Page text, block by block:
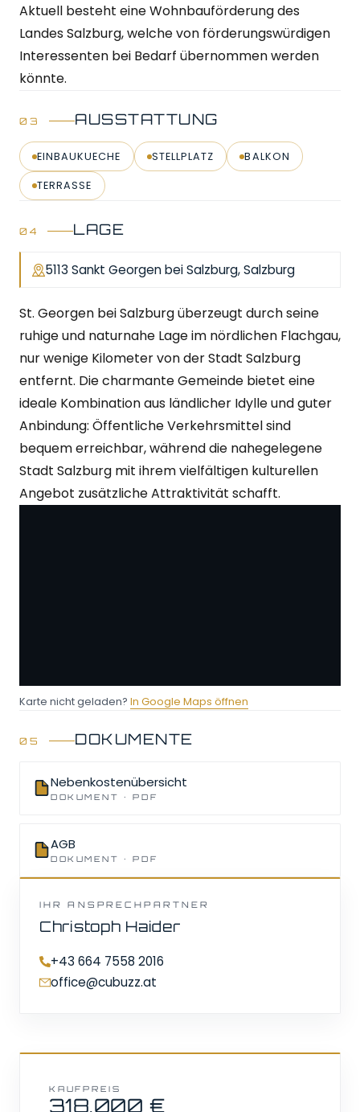
Aktuell besteht eine Wohnbauförderung des
Landes Salzburg, welche von förderungswürdigen
Interessenten bei Bedarf übernommen werden
könnte.
AUSSTATTUNG
EINBAUKUECHE STELLPLATZ BALKON
TERRASSE
LAGE
5113 Sankt Georgen bei Salzburg, Salzburg
St. Georgen bei Salzburg überzeugt durch seine
ruhige und naturnahe Lage im nördlichen Flachgau,
nur wenige Kilometer von der Stadt Salzburg
entfernt. Die charmante Gemeinde bietet eine
ideale Kombination aus ländlicher Idylle und guter
Anbindung: Öffentliche Verkehrsmittel sind
bequem erreichbar, während die nahegelegene
Stadt Salzburg mit ihrem vielfältigen kulturellen
Angebot zusätzliche Attraktivität schafft.
Diese Karte wird von Google Maps geladen. Durch das
Karte nicht geladen? In Google Maps öffnen
DOKUMENTE
Nebenkostenübersicht
DOKUMENT · PDF
AGB
DOKUMENT · PDF
IHR ANSPRECHPARTNER
Christoph Haider
+43 664 7558 2016
office@cubuzz.at
KAUFPREIS
318.000 €